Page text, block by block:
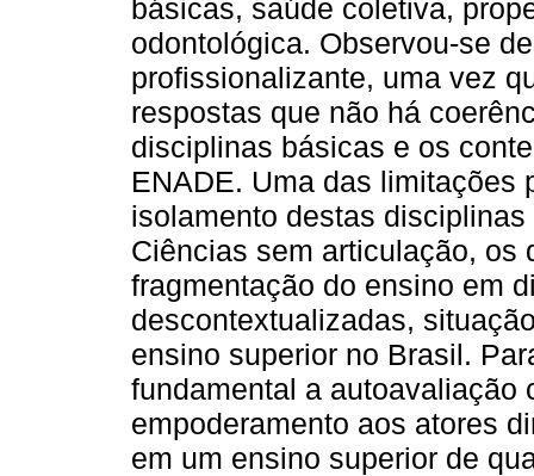
básicas, saúde coletiva,
odontológica. Observou-se
profissionalizante, uma vez
respostas que não há
disciplinas básicas e os
ENADE. Uma das limitações
isolamento destas
Ciências sem articulação, os
fragmentação do ensino em
descontextualizadas,
ensino superior no Brasil.
fundamental a autoavaliação
empoderamento aos atores
em um ensino superior de